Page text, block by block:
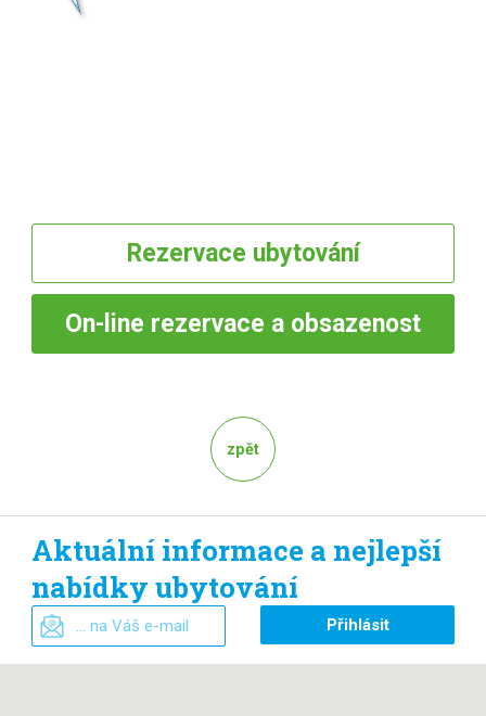
Rezervace ubytování
On-line rezervace a obsazenost
zpět
Aktuální informace a nejlepší
nabídky ubytování